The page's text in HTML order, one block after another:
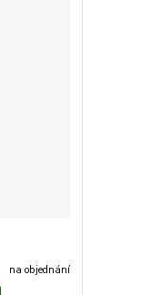
na objednání